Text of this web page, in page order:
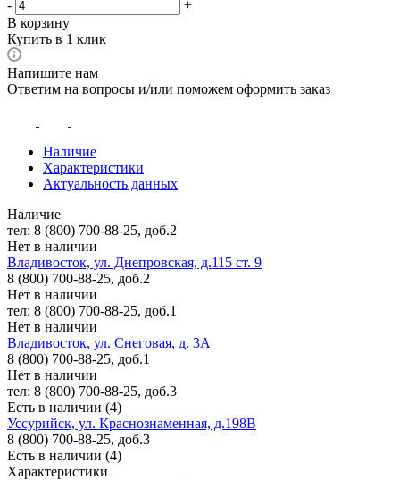
-
+
В корзину
Купить в 1 клик
Напишите нам
Ответим на вопросы и/или поможем оформить заказ
Наличие
Характеристики
Актуальность данных
Наличие
тел: 8 (800) 700-88-25, доб.2
Нет в наличии
Владивосток, ул. Днепровская, д.115 ст. 9
8 (800) 700-88-25, доб.2
Нет в наличии
тел: 8 (800) 700-88-25, доб.1
Нет в наличии
Владивосток, ул. Снеговая, д. 3А
8 (800) 700-88-25, доб.1
Нет в наличии
тел: 8 (800) 700-88-25, доб.3
Есть в наличии (4)
Уссурийск, ул. Краснознаменная, д.198В
8 (800) 700-88-25, доб.3
Есть в наличии (4)
Характеристики